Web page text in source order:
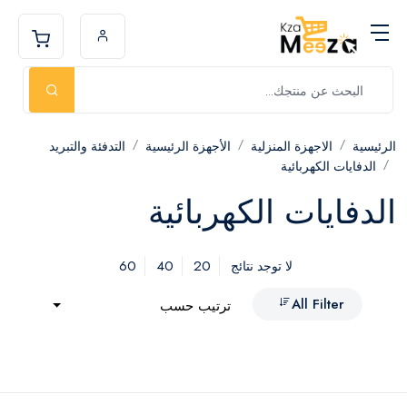
الرئيسية الاجهزة المنزلية الأجهزة الرئيسية
التدفئة والتبريد
الدفايات الكهربائية
الدفايات الكهربائية
لا توجد نتائج 20
40
60
All Filter
ترتيب حسب